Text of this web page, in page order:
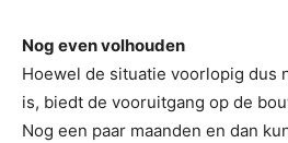
Nog even volhouden
Hoewel de situatie voorlopig dus
is, biedt de vooruitgang op de
Nog een paar maanden en dan